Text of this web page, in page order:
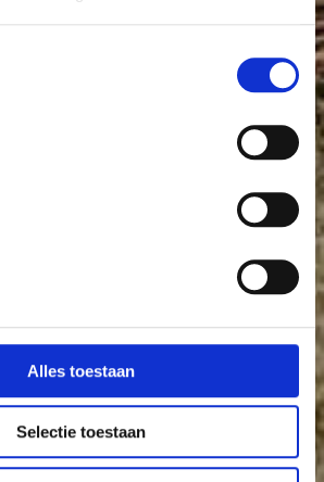
Alles toestaan
Selectie toestaan